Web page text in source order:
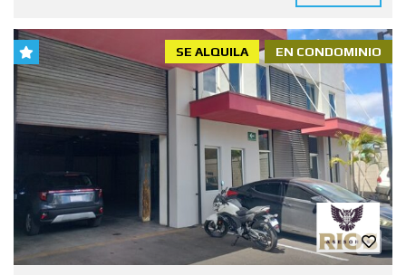
EN CONDOMINIO
SE ALQUILA